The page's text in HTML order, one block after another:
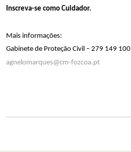
Inscreva-se como Cuidador.
Mais informações:
Gabinete de Proteção Civil – 279 149 100
agnelomarques@cm-fozcoa.pt